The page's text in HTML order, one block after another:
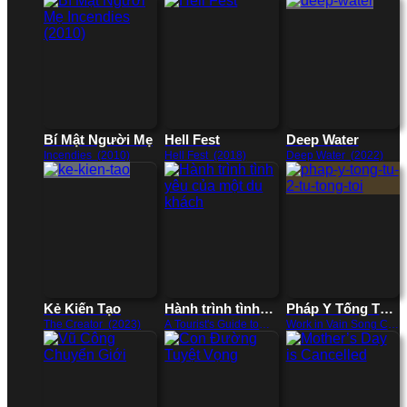
Bí Mật Người Mẹ
Incendies (2010)
Hell Fest
Hell Fest (2018)
Deep Water
Deep Water (2022)
Kẻ Kiến Tạo
The Creator (2023)
Hành trình tình
yêu của một du
khách
A Tourist's Guide to
Love (2023)
Pháp Y Tống Từ
2: Tứ Tông Tội
Work in Vain Song Ci
(2021)